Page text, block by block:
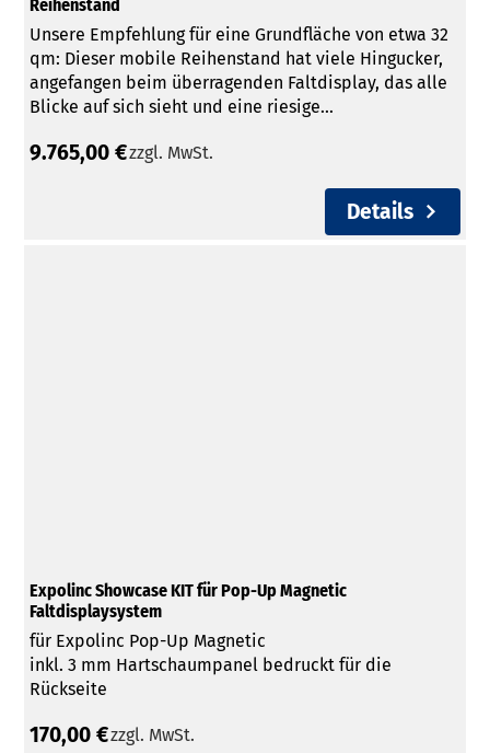
Reihenstand
Unsere Empfehlung für eine Grundfläche von etwa 32
qm: Dieser mobile Reihenstand hat viele Hingucker,
angefangen beim überragenden Faltdisplay, das alle
Blicke auf sich sieht und eine riesige...
9.765,00 €zzgl. MwSt.
Details
Expolinc Showcase KIT für Pop-Up Magnetic
Faltdisplaysystem
für Expolinc Pop-Up Magnetic
inkl. 3 mm Hartschaumpanel bedruckt für die
Rückseite
170,00 €zzgl. MwSt.